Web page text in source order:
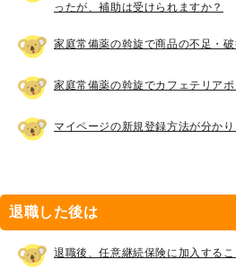
ったが、補助は受けられますか？
家庭常備薬の斡旋で商品の不足・破
家庭常備薬の斡旋でカフェテリア
マイページの新規登録方法が分か
退職した後は
退職後、任意継続保険に加入する